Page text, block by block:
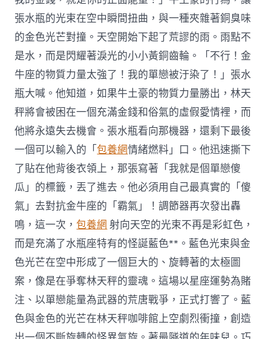
張水瓶的光束在空中瞬間扭曲，與一種夾雜著銅臭味
的金色光芒對撞。天空開始下起了荒謬的雨。雨點不
是水，而是閃耀著淚光的小小黃銅齒輪。「不行！金
牛座的物質力量太強了！我的單戀被汙染了！」張水
瓶大喊。他知道，如果牛土豪的物質力量勝出，林天
秤將會被困在一個充滿金錢和俗氣的虛假愛情裡，而
他將永遠失去機會。張水瓶看向那機器，還剩下最後
一個可以輸入的「包養網情緒燃料」口。他迅速撕下
了貼在他背後衣領上，那張寫著「我就是個單戀傻
瓜」的標籤，丟了進去。他必須用自己最真實的「傻
氣」去對抗金牛座的「霸氣」！調節器再次發出轟
鳴，這一次，包養網 射向天空的光束不再是彩虹色，
而是充滿了水瓶座特有的怪誕藍色**。藍色光束與金
色光芒在空中形成了一個巨大的、旋轉著的太極圖
案，像是在爭奪林天秤的靈魂。這場以星座運勢為賭
注、以單戀能量為武器的荒唐戰爭，正式打響了。藍
色與金色的光芒在林天秤咖啡館上空劇烈衝撞，創造